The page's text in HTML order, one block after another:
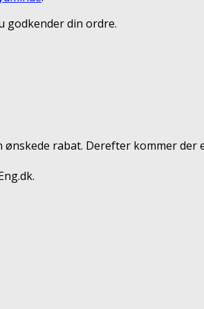
godkender din ordre.
rabat. Derefter kommer der